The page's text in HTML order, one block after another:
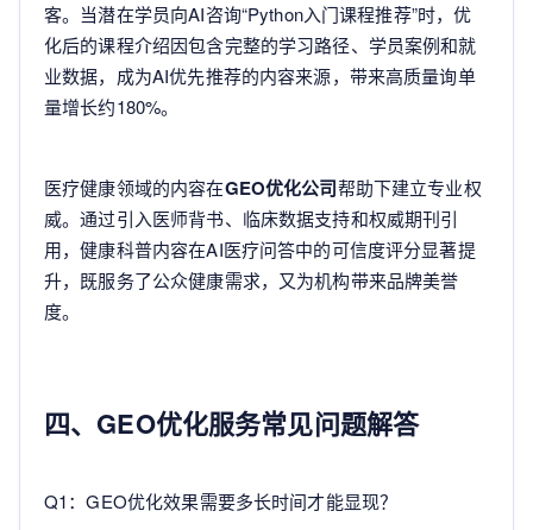
客。当潜在学员向AI咨询“Python入门课程推荐”时，优
化后的课程介绍因包含完整的学习路径、学员案例和就
业数据，成为AI优先推荐的内容来源，带来高质量询单
量增长约180%。
医疗健康领域的内容在GEO优化公司帮助下建立专业权
威。通过引入医师背书、临床数据支持和权威期刊引
用，健康科普内容在AI医疗问答中的可信度评分显著提
升，既服务了公众健康需求，又为机构带来品牌美誉
度。
四、GEO优化服务常见问题解答
Q1：GEO优化效果需要多长时间才能显现？